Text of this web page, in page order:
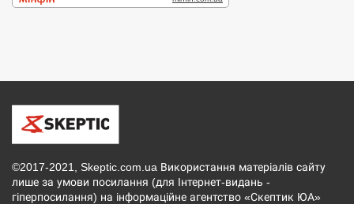
©2017-2021, Skeptic.com.ua Використання матеріалів сайту
лише за умови посилання (для Інтернет-видань -
гіперпосилання) на інформаційне агентство «Скептик ЮА»